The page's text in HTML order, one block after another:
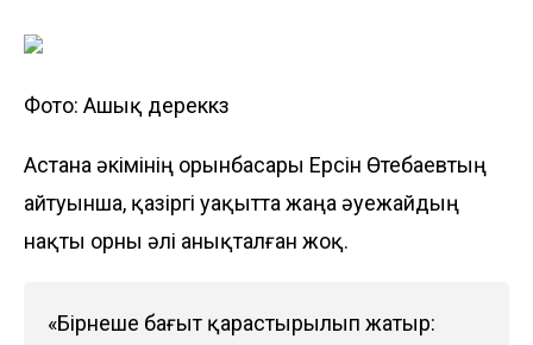
Фото: Ашық дереккөз
Астана әкімінің орынбасары Ерсін Өтебаевтың
айтуынша, қазіргі уақытта жаңа әуежайдың
нақты орны әлі анықталған жоқ.
«Бірнеше бағыт қарастырылып жатыр: